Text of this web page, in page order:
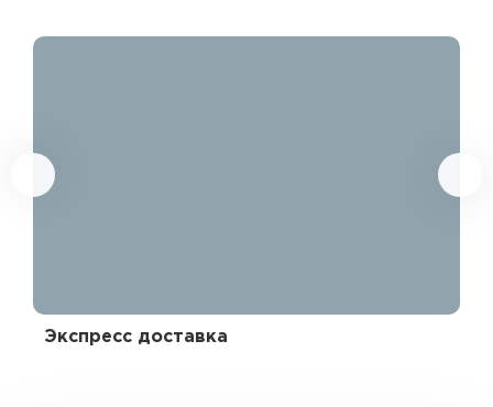
Экспресс доставка